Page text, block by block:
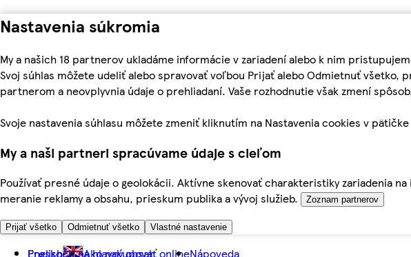
Nastavenia súkromia
My a našich 18 partnerov ukladáme informácie v zariadení alebo k nim
Svoj súhlas môžete udeliť alebo spravovať voľbou Prijať alebo Odmietnuť všetko,
partnerom a neovplyvnia údaje o prehliadaní. Vaše rozhodnutie však zmení
Svoje nastavenia súhlasu môžete zmeniť kliknutím na Nastavenia cookies v
My a naši partneri spracúvame údaje s cieľom
Používať presné údaje o geolokácii. Aktívne skenovať charakteristiky zariadenia
meranie reklamy a obsahu, prieskum publika a vývoj služieb.
Zoznam partnerov
Prijať všetko Odmietnuť všetko Vlastné nastavenie
Preskočiť na hlavný obsah
English Ako nakupovať onlineNápoveda